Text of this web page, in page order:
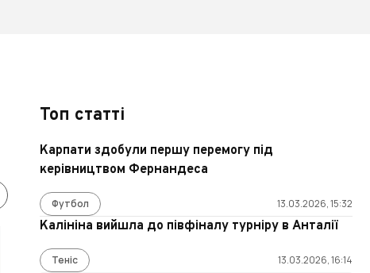
Топ статті
Карпати здобули першу перемогу під
керівництвом Фернандеса
Футбол 13.03.2026, 15:32
Калініна вийшла до півфіналу турніру в Анталії
Теніс 13.03.2026, 16:14